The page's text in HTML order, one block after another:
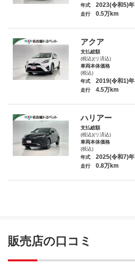
プリウス Ｚ
年式 2023(令和5)年
走行 0.5万km
アクア
支払総額
(税込)(リ済込)
車両本体価格
(税込)
年式 2019(令和1)年
走行 4.5万km
ハリアー
支払総額
(税込)(リ済込)
車両本体価格
(税込)
年式 2025(令和7)年
走行 0.8万km
販売店の口コミ